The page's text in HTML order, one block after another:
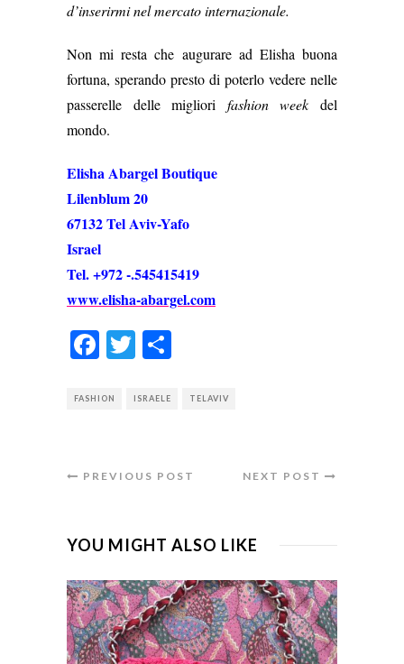
d’inserirmi nel mercato internazionale.
Non mi resta che augurare ad Elisha buona
fortuna, sperando presto di poterlo vedere nelle
passerelle delle migliori fashion week del
mondo.
Elisha Abargel Boutique
Lilenblum 20
67132 Tel Aviv-Yafo
Israel
Tel. +972 -.545415419
www.elisha-abargel.com
Facebook
Twitter
FASHION ISRAELE TELAVIV
PREVIOUS POST NEXT POST
YOU MIGHT ALSO LIKE